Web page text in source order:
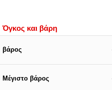
Όγκος και βάρη
βάρος
Μέγιστο βάρος